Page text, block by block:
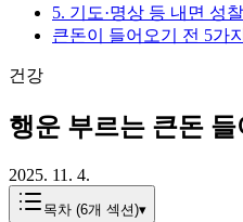
5. 기도·명상 등 내면 성
큰돈이 들어오기 전 5가
건강
행운 부르는 큰돈
2025. 11. 4.
목차 (6개 섹션)▾